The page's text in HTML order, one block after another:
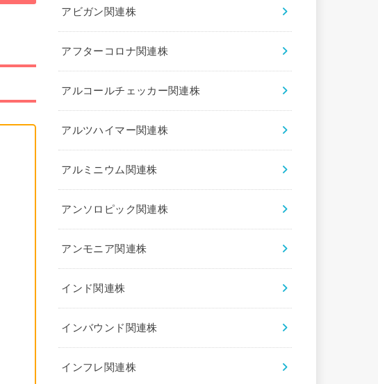
アビガン関連株
アフターコロナ関連株
アルコールチェッカー関連株
アルツハイマー関連株
アルミニウム関連株
アンソロピック関連株
アンモニア関連株
インド関連株
インバウンド関連株
インフレ関連株